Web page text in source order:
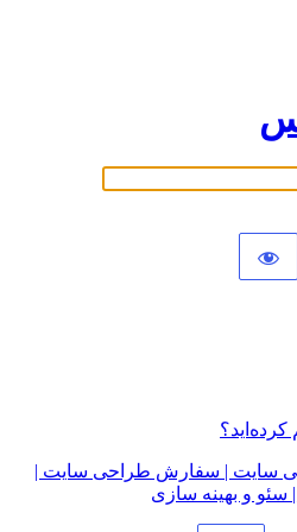
کرده‌اید؟
سایت | سفارش طراحی سایت |
و بهینه سازی